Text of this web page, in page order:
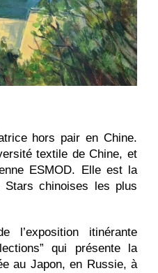
hors pair en Chine.
textile de Chine, et
ESMOD. Elle est la
chinoises les plus
l’exposition itinérante
qui présente la
au Japon, en Russie, à